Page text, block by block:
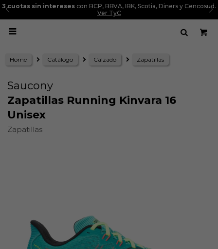
3 cuotas sin intereses con BCP, BBVA, IBK, Scotia, Diners y Cencosud.
Ver TyC

Home Catálogo Calzado Zapatillas
Saucony
Zapatillas Running Kinvara 16
Unisex
Zapatillas